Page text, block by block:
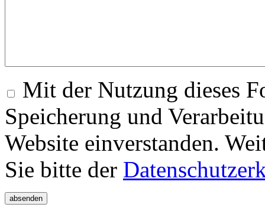
Mit der Nutzung dieses
Speicherung und
Website einverstanden.
Sie bitte der